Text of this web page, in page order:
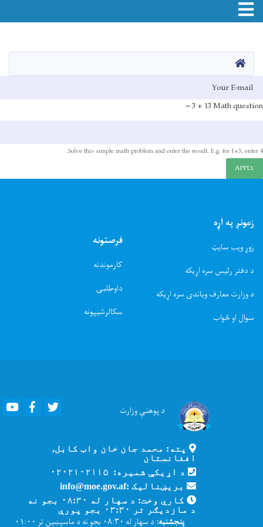
Toggle navigation
HOME
E-mail
Math question
13 + 3 =
Solve this simple math problem and enter the result. E.g. for 1+3, enter 4.
APPLY
زمونږ په اړه
زوړ ویب سایټ
د دفتر رئیس سره اړیکه
د وزارت معارف ویاندی سره اړیکه
سوال او ځواب
فرصتونه
کارموندنه
داوطلبۍ
سکالرشیپونه
د پوهنېوزارت Youtube Facebook
پته: محمد جان خان واټ کابل,
افغانستان
د اړیکې شمیره: ۰۲۰۲۱۰۲۱۱۵
بریښنالیک :info@moe.gov.af
کاري وخت: د سهار له ۰۸:۳۰ بجو نه
د مازدیګر تر ۰۳:۳۰ بجو پورې
پنجشنبه:
د سهار له ۰۸:۳۰ بجو نه د ماسپښین تر ۰۱:۰۰